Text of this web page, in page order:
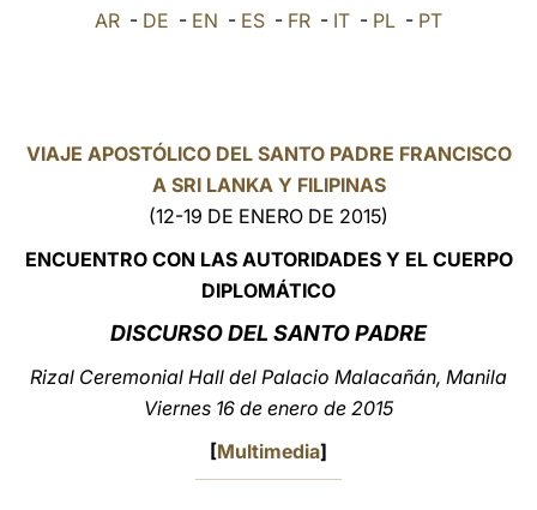
中文
LATINE
AR - DE - EN - ES - FR - IT - PL - PT
VIAJE APOSTÓLICO DEL SANTO PADRE FRANCISCO
A SRI LANKA Y FILIPINAS
(12-19 DE ENERO DE 2015)
ENCUENTRO CON LAS AUTORIDADES Y EL CUERPO
DIPLOMÁTICO
DISCURSO DEL SANTO PADRE
Rizal Ceremonial Hall del Palacio Malacañán, Manila
Viernes 16 de enero de 2015
[Multimedia]